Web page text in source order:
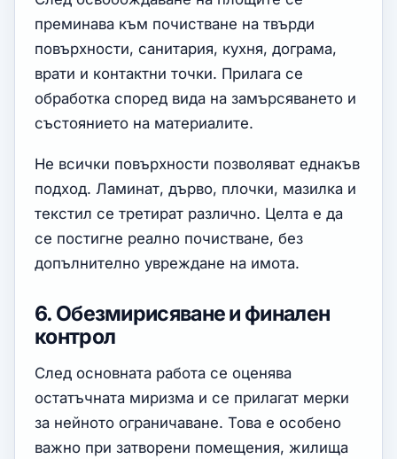
преминава към почистване на твърди
повърхности, санитария, кухня, дограма,
врати и контактни точки. Прилага се
обработка според вида на замърсяването и
състоянието на материалите.
Не всички повърхности позволяват еднакъв
подход. Ламинат, дърво, плочки, мазилка и
текстил се третират различно. Целта е да
се постигне реално почистване, без
допълнително увреждане на имота.
6. Обезмирисяване и финален
контрол
След основната работа се оценява
остатъчната миризма и се прилагат мерки
за нейното ограничаване. Това е особено
важно при затворени помещения, жилища